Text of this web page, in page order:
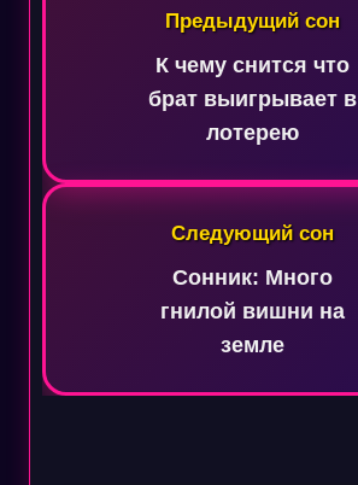
записям
Предыдущий сон
К чему снится что
брат выигрывает в
лотерею
Следующий сон
Сонник: Много
гнилой вишни на
земле